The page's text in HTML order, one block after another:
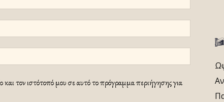
τον ιστότοπό μου σε αυτό το πρόγραμμα περιήγησης για